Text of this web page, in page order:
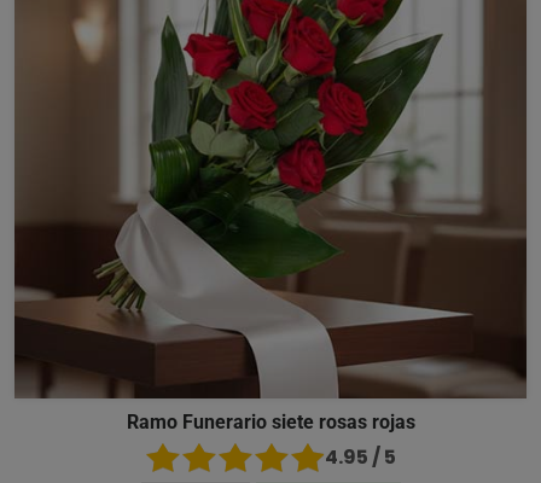
Ramo Funerario siete rosas rojas
4.95 / 5